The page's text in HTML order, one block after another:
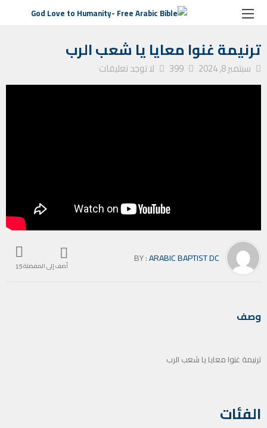
الصفحة الرئيسية ترانيم كنيسة ترنيمة غنوا معايا يا شعب الرب
ترنيمة غنوا معايا يا شعب الرب
سبتمبر 8, 2024 399 لا توجد تعليقات
أضف إلى المفضلة15
BY :ARABIC BAPTIST DC
وصف
ترنيمة غنوا معايا يا شعب الرب
الفئات